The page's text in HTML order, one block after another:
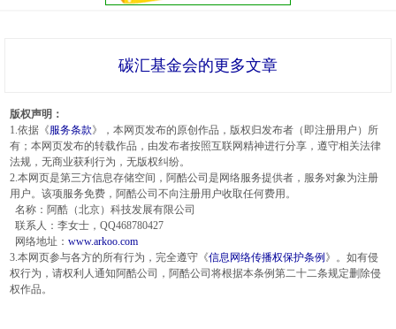
碳汇基金会的更多文章
版权声明：
1.依据《服务条款》，本网页发布的原创作品，版权归发布者（即注册用户）所
有；本网页发布的转载作品，由发布者按照互联网精神进行分享，遵守相关法律
法规，无商业获利行为，无版权纠纷。
2.本网页是第三方信息存储空间，阿酷公司是网络服务提供者，服务对象为注册
用户。该项服务免费，阿酷公司不向注册用户收取任何费用。
名称：阿酷（北京）科技发展有限公司
联系人：李女士，QQ468780427
网络地址： www.arkoo.com
3.本网页参与各方的所有行为，完全遵守《信息网络传播权保护条例 》。如有侵
权行为，请权利人通知阿酷公司，阿酷公司将根据本条例第二十二条规定删除侵
权作品。